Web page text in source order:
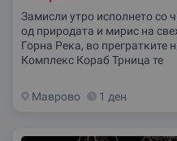
Замисли утро исполнето со
од природата и мирис на
Горна Река, во прегратките
Комплекс Кораб Трница те
Маврово 1 ден